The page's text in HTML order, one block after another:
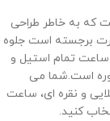
که به خاطر طراحی
برجسته است جلوه
تمام استیل و
است.شما می
و نقره ای، ساعت
کنید.